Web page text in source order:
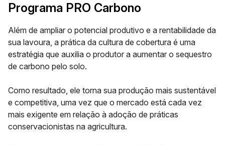
Programa PRO Carbono
Além de ampliar o potencial produtivo e a rentabilidade da
sua lavoura, a prática da cultura de cobertura é uma
estratégia que auxilia o produtor a aumentar o sequestro
de carbono pelo solo.
Como resultado, ele torna sua produção mais sustentável
e competitiva, uma vez que o mercado está cada vez
mais exigente em relação à adoção de práticas
conservacionistas na agricultura.